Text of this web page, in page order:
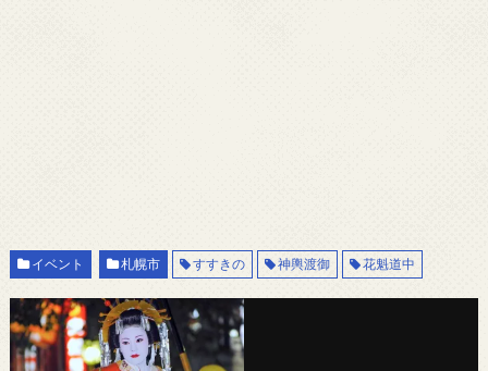
イベント 札幌市 すすきの 神輿渡御 花魁道中